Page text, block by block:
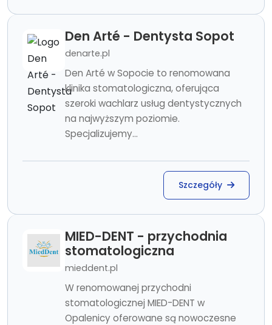
Den Arté - Dentysta Sopot
denarte.pl
Den Arté w Sopocie to renomowana
klinika stomatologiczna, oferująca
szeroki wachlarz usług dentystycznych
na najwyższym poziomie.
Specjalizujemy...
Szczegóły
MIED-DENT - przychodnia
stomatologiczna
mieddent.pl
W renomowanej przychodni
stomatologicznej MIED-DENT w
Opalenicy oferowane są nowoczesne